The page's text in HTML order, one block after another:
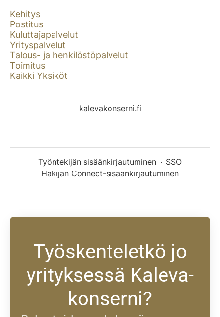
Kehitys
Postitus
Kuluttajapalvelut
Yrityspalvelut
Talous- ja henkilöstöpalvelut
Toimitus
Kaikki Yksiköt
kalevakonserni.fi
Työntekijän sisäänkirjautuminen · SSO
Hakijan Connect-sisäänkirjautuminen
Työskenteletkö jo
yrityksessä Kaleva-
konserni?